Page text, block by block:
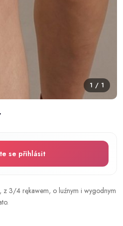
1 / 1
se přihlásit
z 3/4 rękawem, o luźnym i wygodnym